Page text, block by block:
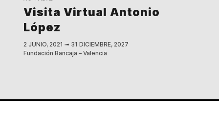
Visita Virtual Antonio
López
2 JUNIO, 2021 ➟ 31 DICIEMBRE, 2027
Fundación Bancaja – Valencia